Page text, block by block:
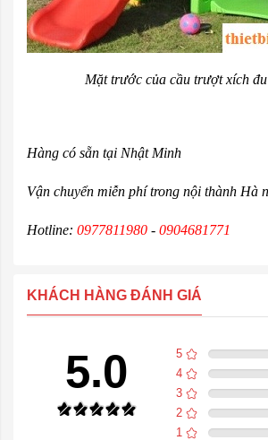
Mặt trước của cầu trượt xích
Hàng có sẵn tại Nhật Minh
Vận chuyển miễn phí trong nội thành Hà
Hotline: 0977811980 - 0904681771
KHÁCH HÀNG ĐÁNH GIÁ
5.0 5
4
3
2
1